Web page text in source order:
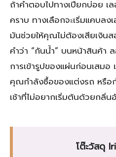
ถ้าคำตอบไปทางเปียกบ่อย เ
คราบ ทางเลือกจะเริ่มแคบลง
มันช่วยให้คุณไม่ต้องเสียเงิน
คำว่า “กันน้ำ” บนหน้าสินค้า
การเข้ารูปของแผ่นก่อนเสม
คุณกำลังซื้อของแต่งรถ หรือ
เช้าที่ไม่อยากเริ่มต้นด้วยกลิ่น
โต๊ะวัสดุ